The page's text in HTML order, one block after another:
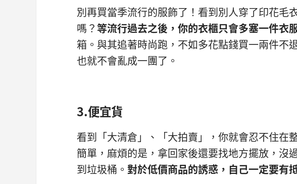
別再買當季流行的服飾了！看到別人穿了印花毛
嗎？等流行過去之後， 你的衣櫃只會多塞一件衣
箱。與其追著時尚跑，不如多花點錢買一兩件不
也就不會亂成一團了。
3.便宜貨
看到「大清倉」、「大拍賣」，你就會忍不住在
簡單，麻煩的是，拿回家後還要找地方擺放，沒
到垃圾桶。 對於低價商品的誘惑， 自己一定要有